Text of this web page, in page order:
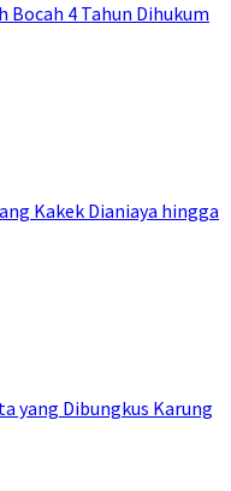
Bocah 4 Tahun Dihukum
Kakek Dianiaya hingga
yang Dibungkus Karung